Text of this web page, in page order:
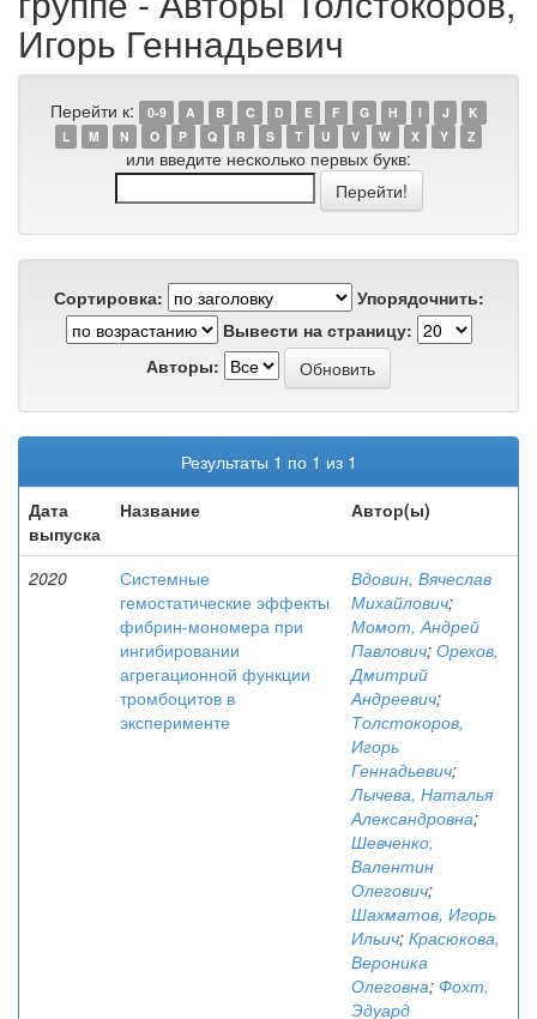
Игорь Геннадьевич
Перейти к: 0-9 A B C D E F G H I J
K
L
M N O P Q R S T U V W X Y Z
или введите несколько первых букв:
Сортировка:
Упорядочнить:
Вывести на страницу:
Авторы:
Результаты 1 по 1 из 1
Дата
выпуска
Название Автор(ы)
2020
Системные
гемостатические эффекты
фибрин-мономера при
ингибировании
агрегационной функции
тромбоцитов в
эксперименте
Вдовин, Вячеслав
Михайлович;
Момот, Андрей
Павлович; Орехов,
Дмитрий
Андреевич;
Толстокоров,
Игорь
Геннадьевич;
Лычева, Наталья
Александровна;
Шевченко,
Валентин
Олегович;
Шахматов, Игорь
Ильич; Красюкова,
Вероника
Олеговна; Фохт,
Эдуард